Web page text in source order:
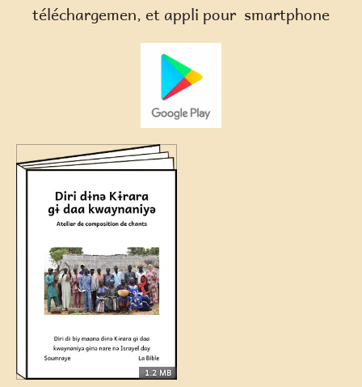
téléchargemen, et appli pour smartphone
1.2 MB